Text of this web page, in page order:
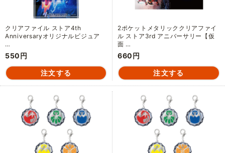
クリアファイル ストア4th
Anniversaryオリジナルビジュア
…
550円
2ポケットメタリッククリアファイ
ル ストア3rd アニバーサリー【仮
面 …
660円